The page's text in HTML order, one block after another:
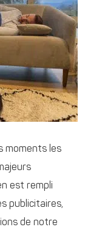
moments les
est rempli
publicitaires,
de notre